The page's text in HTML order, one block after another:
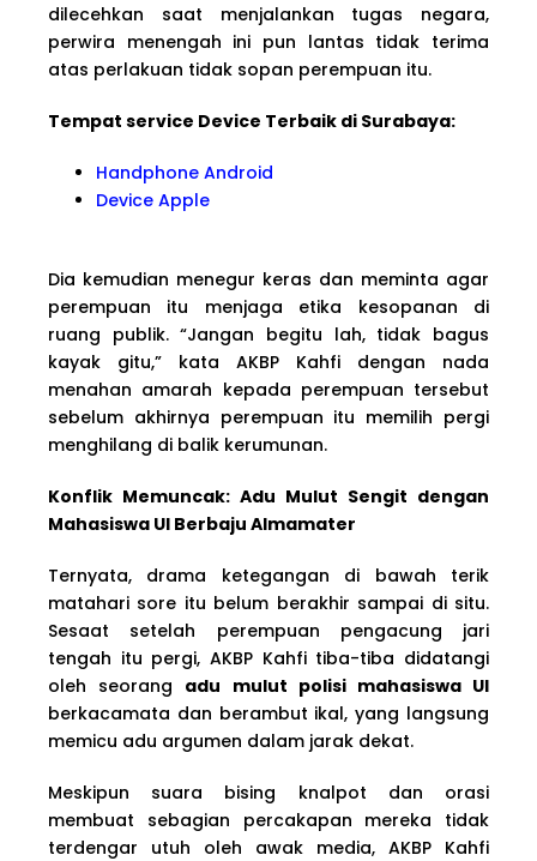
dilecehkan saat menjalankan tugas negara,
perwira menengah ini pun lantas tidak terima
atas perlakuan tidak sopan perempuan itu.
Tempat service Device Terbaik di Surabaya:
Handphone Android
Device Apple
Dia kemudian menegur keras dan meminta agar
perempuan itu menjaga etika kesopanan di
ruang publik. “Jangan begitu lah, tidak bagus
kayak gitu,” kata AKBP Kahfi dengan nada
menahan amarah kepada perempuan tersebut
sebelum akhirnya perempuan itu memilih pergi
menghilang di balik kerumunan.
Konflik Memuncak: Adu Mulut Sengit dengan
Mahasiswa UI Berbaju Almamater
Ternyata, drama ketegangan di bawah terik
matahari sore itu belum berakhir sampai di situ.
Sesaat setelah perempuan pengacung jari
tengah itu pergi, AKBP Kahfi tiba-tiba didatangi
oleh seorang adu mulut polisi mahasiswa UI
berkacamata dan berambut ikal, yang langsung
memicu adu argumen dalam jarak dekat.
Meskipun suara bising knalpot dan orasi
membuat sebagian percakapan mereka tidak
terdengar utuh oleh awak media, AKBP Kahfi